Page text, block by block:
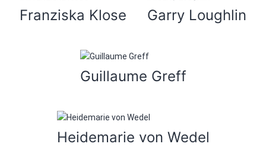
Franziska Klose Garry Loughlin
Guillaume Greff
Heidemarie von Wedel